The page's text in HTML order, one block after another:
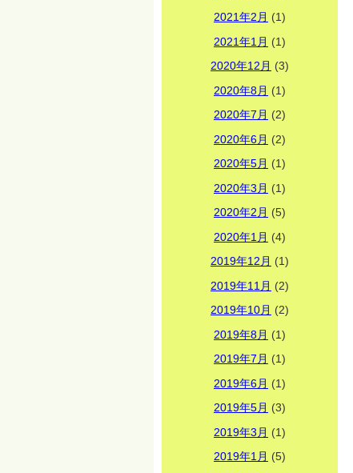
2021年2月 (1)
2021年1月 (1)
2020年12月 (3)
2020年8月 (1)
2020年7月 (2)
2020年6月 (2)
2020年5月 (1)
2020年3月 (1)
2020年2月 (5)
2020年1月 (4)
2019年12月 (1)
2019年11月 (2)
2019年10月 (2)
2019年8月 (1)
2019年7月 (1)
2019年6月 (1)
2019年5月 (3)
2019年3月 (1)
2019年1月 (5)